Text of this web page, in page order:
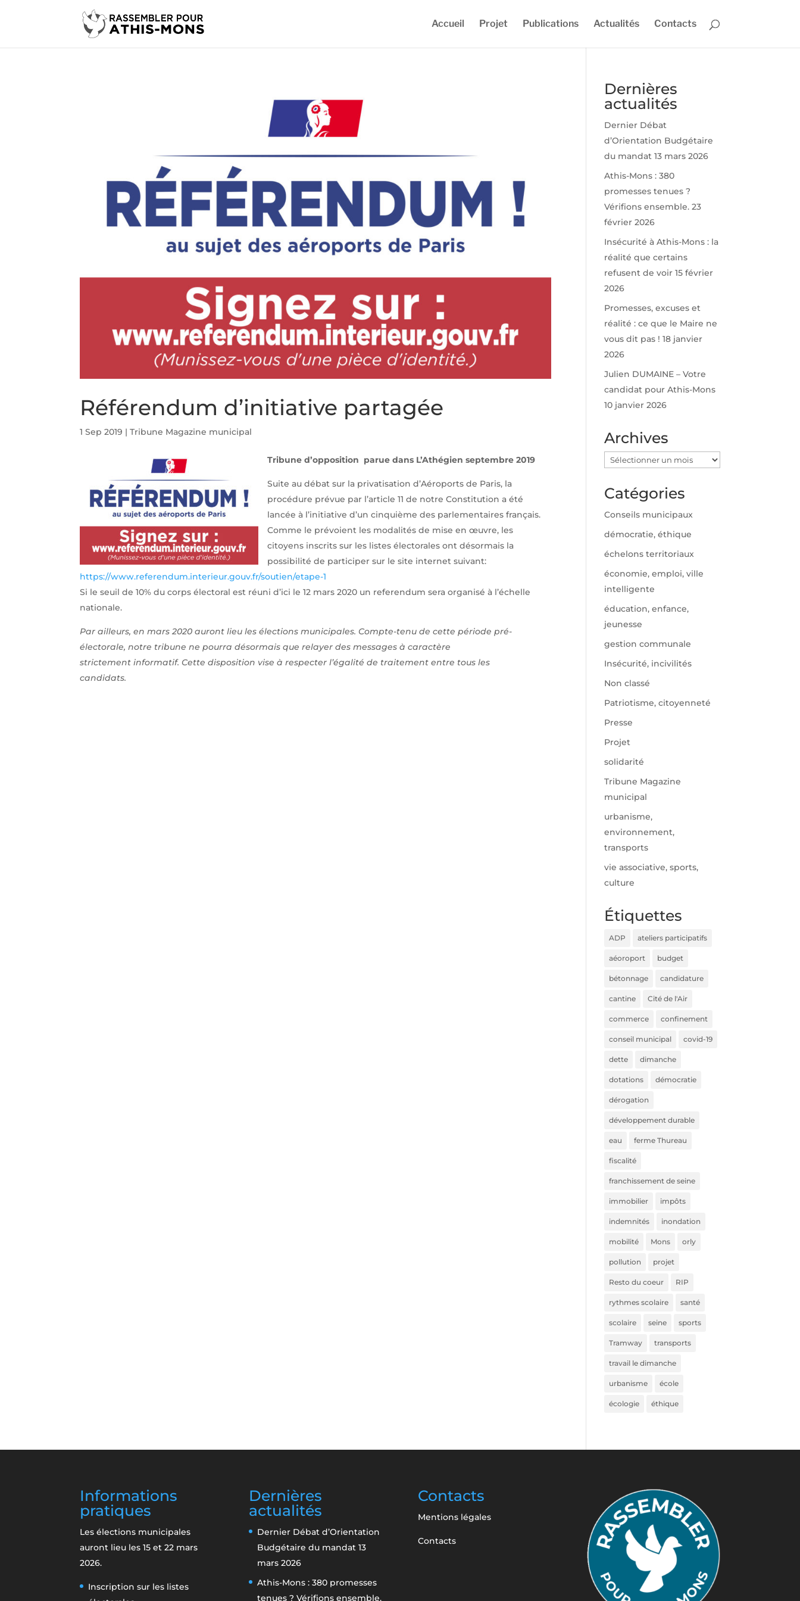
Accueil Projet Publications Actualités Contacts
Référendum d’initiative partagée
1 Sep 2019 |Tribune Magazine municipal
Tribune d’opposition parue dans L’Athégien septembre 2019
Suite au débat sur la privatisation d’Aéroports de Paris, la
procédure prévue par l’article 11 de notre Constitution a été
lancée à l’initiative d’un cinquième des parlementaires français.
Comme le prévoient les modalités de mise en œuvre, les
citoyens inscrits sur les listes électorales ont désormais la
possibilité de participer sur le site internet suivant:
https://www.referendum.interieur.gouv.fr/soutien/etape-1
Si le seuil de 10% du corps électoral est réuni d’ici le 12 mars 2020 un referendum sera organisé à l’échelle
nationale.
Par ailleurs, en mars 2020 auront lieu les élections municipales. Compte-tenu de cette période pré-
électorale, notre tribune ne pourra désormais que relayer des messages à caractère
strictement informatif. Cette disposition vise à respecter l’égalité de traitement entre tous les
candidats.
Dernières
actualités
Dernier Débat
d’Orientation Budgétaire
du mandat 13 mars 2026
Athis-Mons : 380
promesses tenues ?
Vérifions ensemble. 23
février 2026
Insécurité à Athis-Mons : la
réalité que certains
refusent de voir 15 février
2026
Promesses, excuses et
réalité : ce que le Maire ne
vous dit pas ! 18 janvier
2026
Julien DUMAINE – Votre
candidat pour Athis-Mons
10 janvier 2026
Archives
Archives
Catégories
Conseils municipaux
démocratie, éthique
échelons territoriaux
économie, emploi, ville
intelligente
éducation, enfance,
jeunesse
gestion communale
Insécurité, incivilités
Non classé
Patriotisme, citoyenneté
Presse
Projet
solidarité
Tribune Magazine
municipal
urbanisme,
environnement,
transports
vie associative, sports,
culture
Étiquettes
ADP ateliers participatifs
aéoroport budget
bétonnage candidature
cantine Cité de l'Air
commerce confinement
conseil municipal covid-19
dette dimanche
dotations démocratie
dérogation
développement durable
eau ferme Thureau
fiscalité
franchissement de seine
immobilier impôts
indemnités inondation
mobilité Mons orly
pollution projet
Resto du coeur RIP
rythmes scolaire santé
scolaire seine sports
Tramway transports
travail le dimanche
urbanisme école
écologie éthique
Informations
pratiques
Les élections municipales
auront lieu les 15 et 22 mars
2026.
Inscription sur les listes
Dernières
actualités
Dernier Débat d’Orientation
Budgétaire du mandat 13
mars 2026
Athis-Mons : 380 promesses
tenues ? Vérifions ensemble.
Contacts
Mentions légales
Contacts